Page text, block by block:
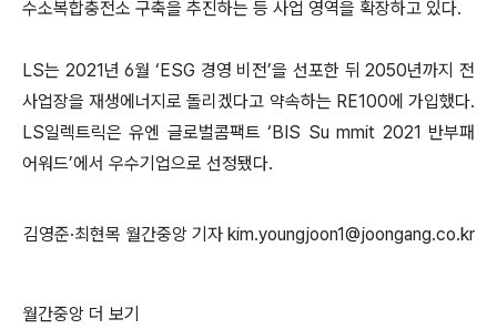
수소복합충전소 구축을 추진하는 등 사업 영역을 확장하고 있다.
LS는 2021년 6월 ‘ESG 경영 비전’을 선포한 뒤 2050년까지 전
사업장을 재생에너지로 돌리겠다고 약속하는 RE100에 가입했다.
LS일렉트릭은 유엔 글로벌콤팩트 ‘BIS Su mmit 2021 반부패
어워드’에서 우수기업으로 선정됐다.
김영준·최현목 월간중앙 기자 kim.youngjoon1@joongang.co.kr
월간중앙 더 보기